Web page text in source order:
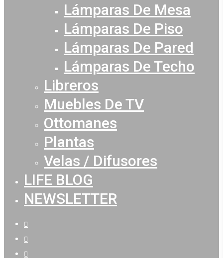
Lámparas De Mesa
Lámparas De Piso
Lámparas De Pared
Lámparas De Techo
Libreros
Muebles De TV
Ottomanes
Plantas
Velas / Difusores
LIFE BLOG
NEWSLETTER
facebook
youtube
instagram